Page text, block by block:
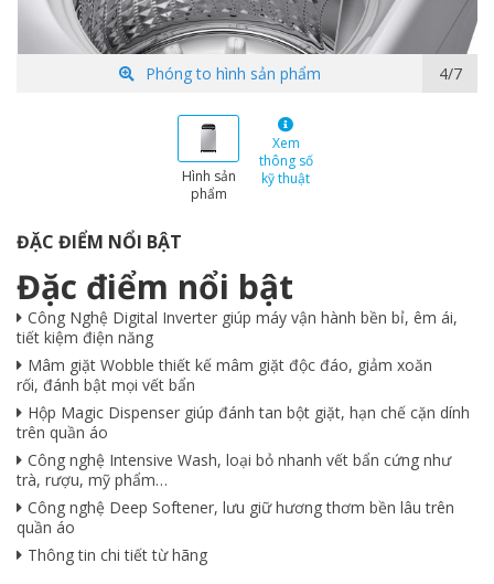
Phóng to hình sản phẩm 5/7
Hình sản
phẩm
Xem
thông số
kỹ thuật
ĐẶC ĐIỂM NỔI BẬT
Đặc điểm nổi bật
Công Nghệ Digital Inverter giúp máy vận hành bền bỉ, êm ái,
tiết kiệm điện năng
Mâm giặt Wobble thiết kế mâm giặt độc đáo, giảm xoăn
rối, đánh bật mọi vết bẩn
Hộp Magic Dispenser giúp đánh tan bột giặt, hạn chế cặn dính
trên quần áo
Công nghệ Intensive Wash, loại bỏ nhanh vết bẩn cứng như
trà, rượu, mỹ phẩm…
Công nghệ Deep Softener, lưu giữ hương thơm bền lâu trên
quần áo
Thông tin chi tiết từ hãng